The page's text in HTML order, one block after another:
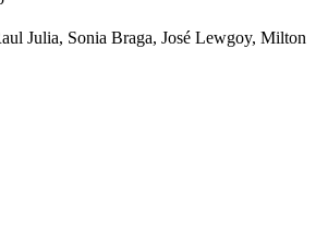
Julia, Sonia Braga, José Lewgoy, Milton